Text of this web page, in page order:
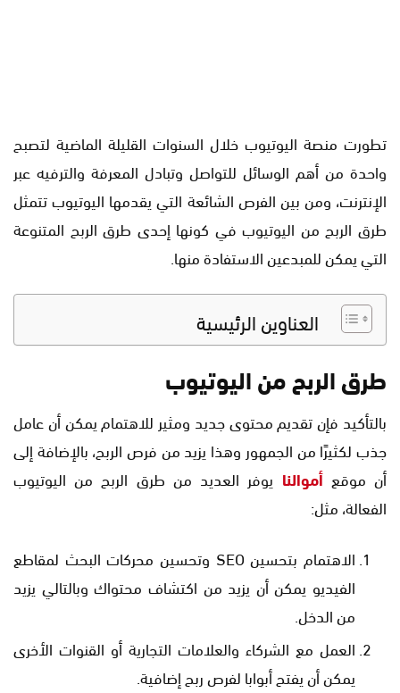
تطورت منصة اليوتيوب خلال السنوات القليلة الماضية لتصبح
واحدة من أهم الوسائل للتواصل وتبادل المعرفة والترفيه عبر
الإنترنت، ومن بين الفرص الشائعة التي يقدمها اليوتيوب تتمثل
طرق الربح من اليوتيوب في كونها إحدى طرق الربح المتنوعة
التي يمكن للمبدعين الاستفادة منها.
العناوين الرئيسية
طرق الربح من اليوتيوب
بالتأكيد فإن تقديم محتوى جديد ومثير للاهتمام يمكن أن عامل
جذب لكثيرًا من الجمهور وهذا يزيد من فرص الربح، بالإضافة إلى
أن موقعأموالنا يوفر العديد من طرق الربح من اليوتيوب
الفعالة، مثل:
الاهتمام بتحسين SEO وتحسين محركات البحث لمقاطع
الفيديو يمكن أن يزيد من اكتشاف محتواك وبالتالي يزيد
من الدخل.
العمل مع الشركاء والعلامات التجارية أو القنوات الأخرى
يمكن أن يفتح أبوابا لفرص ربح إضافية.